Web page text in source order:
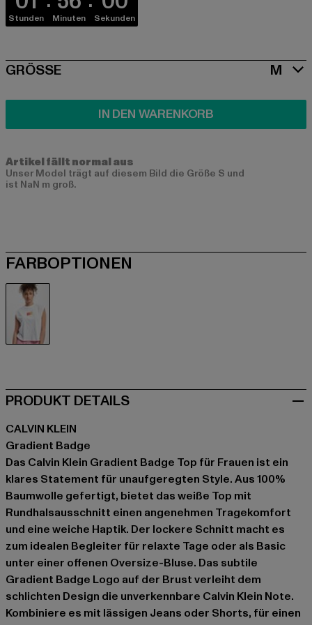
Stunden Minuten Sekunden
SIZE
GRÖSSE M
IN DEN WARENKORB
Artikel fällt normal aus
Unser Model trägt auf diesem Bild die Größe S und
ist NaN m groß.
FARBOPTIONEN
PRODUKT DETAILS
CALVIN KLEIN
Gradient Badge
Das Calvin Klein Gradient Badge Top für Frauen ist ein
klares Statement für unaufgeregten Style. Aus 100%
Baumwolle gefertigt, bietet das weiße Top mit
Rundhalsausschnitt einen angenehmen Tragekomfort
und eine weiche Haptik. Der lockere Schnitt macht es
zum idealen Begleiter für relaxte Tage oder als Basic
unter einer offenen Oversize-Bluse. Das subtile
Gradient Badge Logo auf der Brust verleiht dem
schlichten Design die unverkennbare Calvin Klein Note.
Kombiniere es mit lässigen Jeans oder Shorts, für einen